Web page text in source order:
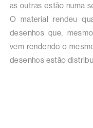
as outras estão numa
O material rendeu
desenhos que,
vem rendendo o
desenhos estão